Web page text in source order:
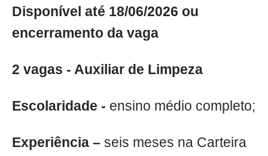
Disponível até 18/06/2026 ou
encerramento da vaga
2 vagas - Auxiliar de Limpeza
Escolaridade - ensino médio completo;
Experiência – seis meses na Carteira